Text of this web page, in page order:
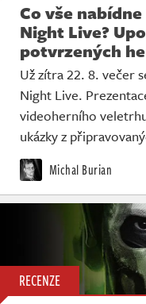
Co vše
Night Live?
potvrzených
Už zítra 22. 8. večer
Night Live.
videoherního
ukázky z
Michal Burian
RECENZE